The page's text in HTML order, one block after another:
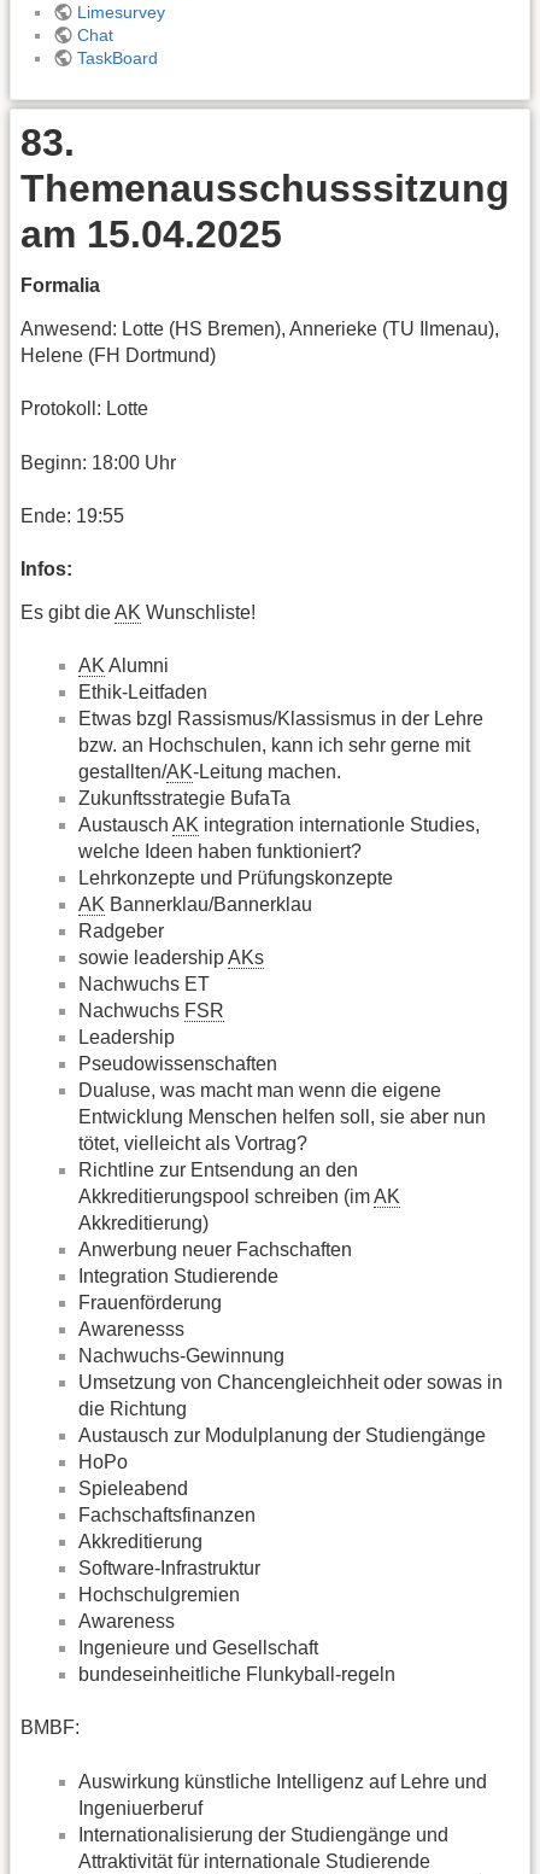
Limesurvey
Chat
TaskBoard
83.
Themenausschusssitzung
am 15.04.2025
Formalia
Anwesend: Lotte (HS Bremen), Annerieke (TU Ilmenau),
Helene (FH Dortmund)
Protokoll: Lotte
Beginn: 18:00 Uhr
Ende: 19:55
Infos:
Es gibt dieAK Wunschliste!
AK Alumni
Ethik-Leitfaden
Etwas bzgl Rassismus/Klassismus in der Lehre
bzw. an Hochschulen, kann ich sehr gerne mit
gestallten/AK-Leitung machen.
Zukunftsstrategie BufaTa
Austausch AK integration internationle Studies,
welche Ideen haben funktioniert?
Lehrkonzepte und Prüfungskonzepte
AK Bannerklau/Bannerklau
Radgeber
sowie leadershipAKs
Nachwuchs ET
Nachwuchs FSR
Leadership
Pseudowissenschaften
Dualuse, was macht man wenn die eigene
Entwicklung Menschen helfen soll, sie aber nun
tötet, vielleicht als Vortrag?
Richtline zur Entsendung an den
Akkreditierungspool schreiben (imAK
Akkreditierung)
Anwerbung neuer Fachschaften
Integration Studierende
Frauenförderung
Awarenesss
Nachwuchs-Gewinnung
Umsetzung von Chancengleichheit oder sowas in
die Richtung
Austausch zur Modulplanung der Studiengänge
HoPo
Spieleabend
Fachschaftsfinanzen
Akkreditierung
Software-Infrastruktur
Hochschulgremien
Awareness
Ingenieure und Gesellschaft
bundeseinheitliche Flunkyball-regeln
BMBF:
Auswirkung künstliche Intelligenz auf Lehre und
Ingeniuerberuf
Internationalisierung der Studiengänge und
Attraktivität für internationale Studierende